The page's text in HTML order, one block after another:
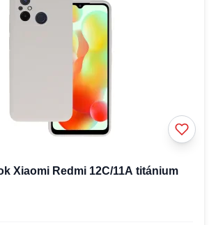
Xiaomi Redmi 12C/11A titánium